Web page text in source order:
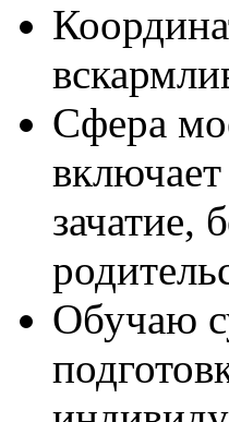
Сфера
зачатие,
Обучаю